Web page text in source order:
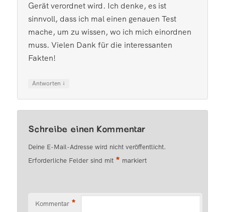
Gerät verordnet wird. Ich denke, es ist
sinnvoll, dass ich mal einen genauen Test
mache, um zu wissen, wo ich mich einordnen
muss. Vielen Dank für die interessanten
Fakten!
Antworten ↓
Schreibe einen Kommentar
Deine E-Mail-Adresse wird nicht veröffentlicht.
Erforderliche Felder sind mit * markiert
Kommentar *